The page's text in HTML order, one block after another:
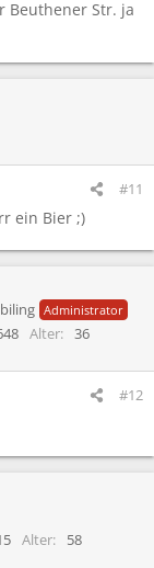
Beuthener Str. ja
#11
ein Bier ;)
Administrator
Alter
36
#12
Alter
58